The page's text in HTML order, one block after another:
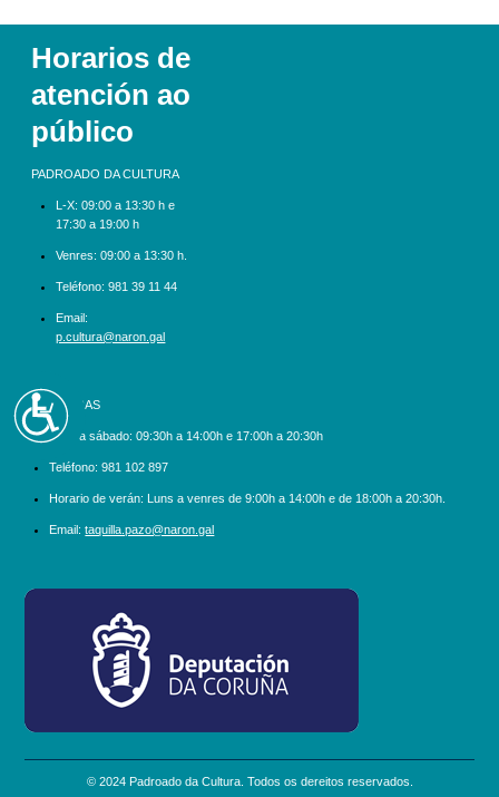
Accesibilidad
Horarios de
atención ao
público
PADROADO DA CULTURA
L-X: 09:00 a 13:30 h e
17:30 a 19:00 h
Venres: 09:00 a 13:30 h.
Teléfono: 981 39 11 44
Email:
p.cultura@naron.gal
BILLETEIRAS
Luns a sábado: 09:30h a 14:00h e 17:00h a 20:30h
Teléfono: 981 102 897
Horario de verán: Luns a venres de 9:00h a 14:00h e de 18:00h a 20:30h.
Email: taquilla.pazo@naron.gal
logo_depcoruna.png
© 2024 Padroado da Cultura. Todos os dereitos reservados.